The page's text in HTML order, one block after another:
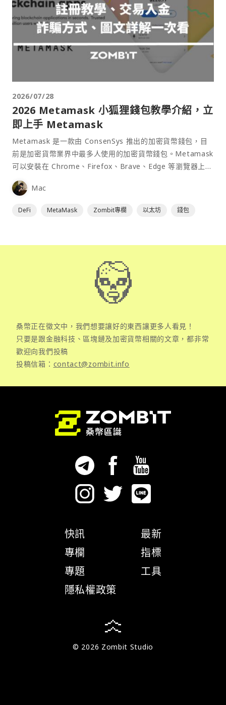
2026/07/28
2026 Metamask 小狐狸錢包教學介紹，立
即上手 Metamask
Metamask 是一款由 ConsenSys 推出的加密貨幣錢包，目
前是加密貨幣業界中最多人使用的加密貨幣錢包。Metamask
可以安裝在 Chrome、Firefox、Brave、Edge 等瀏覽器上作
為插件使用，具備許多功能且使用上非常方便。
Mac
DeFi MetaMask Zombit專欄 以太坊 錢包
桑幣正在徵文中，我們想要讓好的東西讓更多人看見！
只要是跟金融科技、區塊鏈及加密貨幣相關的文章，都非常
歡迎向我們投稿
投稿信箱： contact@zombit.info
快訊
專欄
專題
隱私權政策
最新
指標
工具
© 2026 Zombit Studio